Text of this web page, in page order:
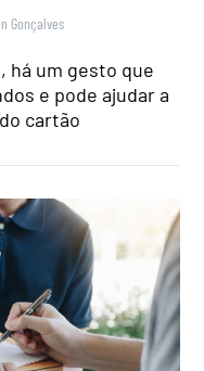
Gonçalves
há um gesto que
e pode ajudar a
cartão